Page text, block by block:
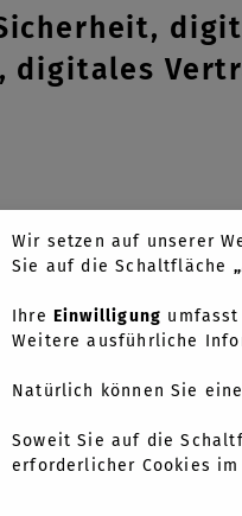
digitales
Wir setzen auf unserer
Sie auf die Schaltfläche
Ihre Einwilligung
Weitere ausführliche
Natürlich können Sie
Soweit Sie auf die
erforderlicher Cookies